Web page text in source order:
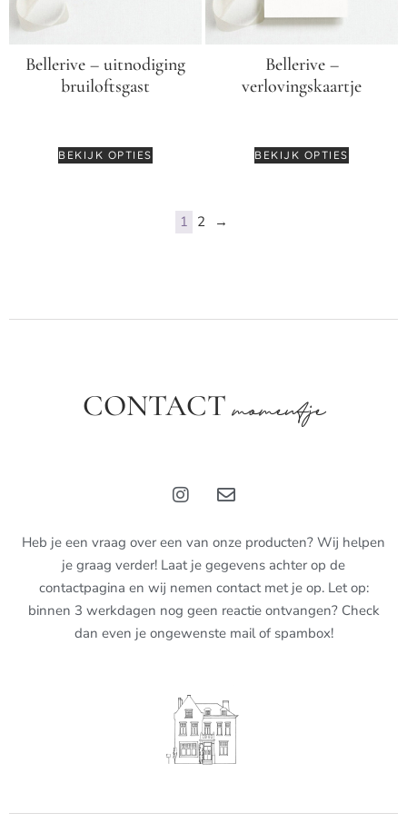
Bellerive – uitnodiging
bruiloftsgast
BEKIJK OPTIES
Bellerive –
verlovingskaartje
BEKIJK OPTIES
1 2 →
CONTACTmomentje
Heb je een vraag over een van onze producten? Wij helpen
je graag verder! Laat je gegevens achter op de
contactpagina en wij nemen contact met je op. Let op:
binnen 3 werkdagen nog geen reactie ontvangen? Check
dan even je ongewenste mail of spambox!